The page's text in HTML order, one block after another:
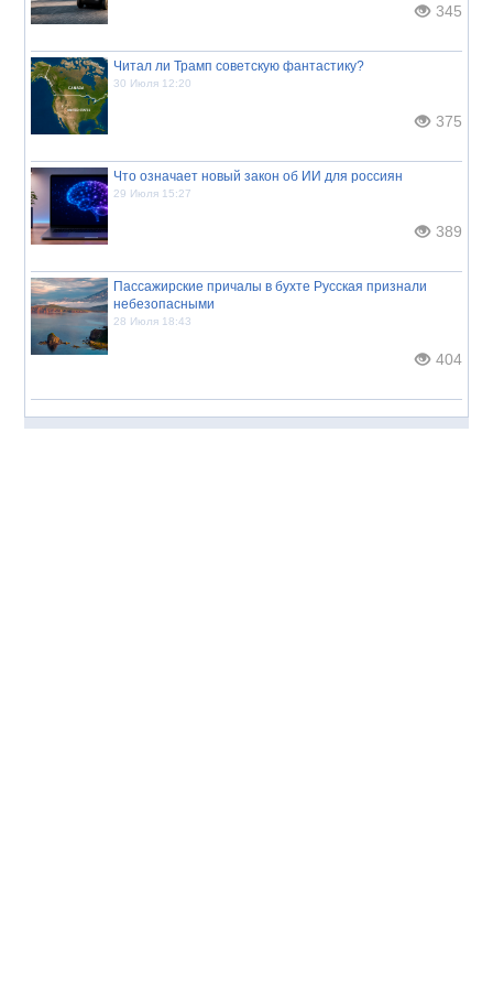
345
Читал ли Трамп советскую фантастику?
30 Июля 12:20
375
Что означает новый закон об ИИ для россиян
29 Июля 15:27
389
Пассажирские причалы в бухте Русская признали
небезопасными
28 Июля 18:43
404